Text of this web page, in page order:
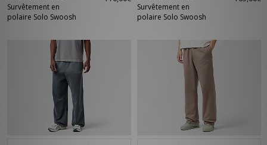
Survêtement en
polaire Solo Swoosh
Survêtement en
polaire Solo Swoosh